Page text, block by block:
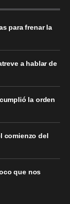
para frenar la
a hablar de
la orden
comienzo del
que nos